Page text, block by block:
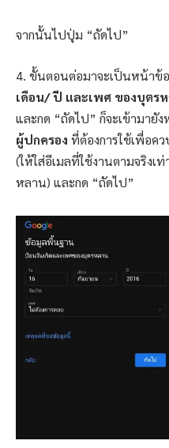
จากนั้นไปปุ่ม “ถัดไป”
4. ขั้นตอนต่อมาจะเป็นหน้าข้
เดือน/ ปี และเพศ ของบุตรห
และกด “ถัดไป” ก็จะเข้ามายัง
ผู้ปกครอง ที่ต้องการใช้เพื่อค
(ให้ใส่อีเมลที่ใช้งานตามจริง
หลาน) และกด “ถัดไป”